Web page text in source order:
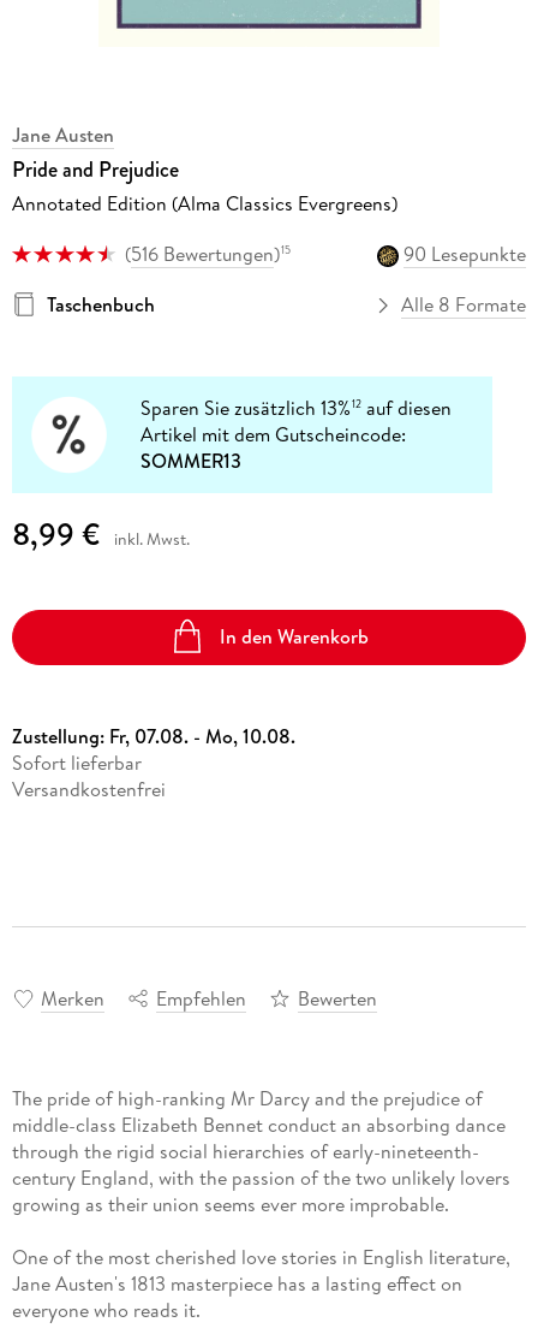
Jane Austen
Pride and Prejudice
Annotated Edition (Alma Classics Evergreens)
(516 Bewertungen)15
90 Lesepunkte
Taschenbuch
Alle 8 Formate
Sparen Sie zusätzlich 13%12 auf diesen
Artikel mit dem Gutscheincode:
SOMMER13
8,99 € inkl. Mwst.
In den Warenkorb
Zustellung: Fr, 07.08. - Mo, 10.08.
Sofort lieferbar
Versandkostenfrei
Merken Empfehlen Bewerten
The pride of high-ranking Mr Darcy and the prejudice of
middle-class Elizabeth Bennet conduct an absorbing dance
through the rigid social hierarchies of early-nineteenth-
century England, with the passion of the two unlikely lovers
growing as their union seems ever more improbable.
One of the most cherished love stories in English literature,
Jane Austen's 1813 masterpiece has a lasting effect on
everyone who reads it.